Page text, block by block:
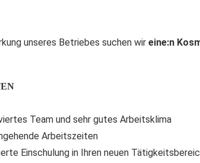
unseres Betriebes suchen wir eine:n
Team und sehr gutes Arbeitsklima
Arbeitszeiten
Einschulung in Ihren neuen